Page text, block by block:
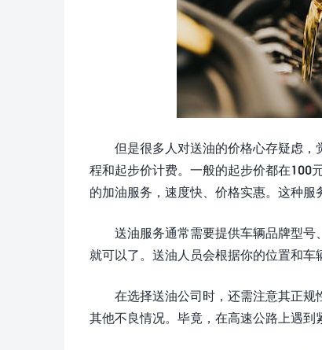
但是很多人对送油的价格心存疑虑
程和起步价计费。一般的起步价都在100
的加油服务，速度快、价格实惠。这种服
送油服务通常需要提供车辆品牌型
就可以了。送油人员会根据你的位置和车
在选择送油公司时，还需注意其正
其他不良情况。毕竟，在高速公路上遇到